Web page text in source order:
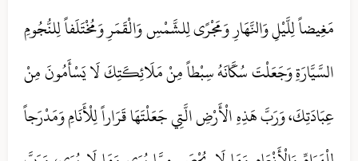
مَغِيضاً لِلَّيْلِ وَالنَّهَارِ وَمَجْرًى لِلشَّمْسِ وَالْقَمَرِ وَمُخْتَلَفاً لِلنُّجُومِ
السَّيَّارَةِ وَجَعَلْتَ سُكَّانَهُ سِبْطاً مِنْ مَلَائِكَتِكَ لَا يَسْأَمُونَ مِنْ
عِبَادَتِكَ، وَرَبَّ هَذِهِ الْأَرْضِ الَّتِي جَعَلْتَهَا قَرَاراً لِلْأَنَامِ وَمَدْرَجاً